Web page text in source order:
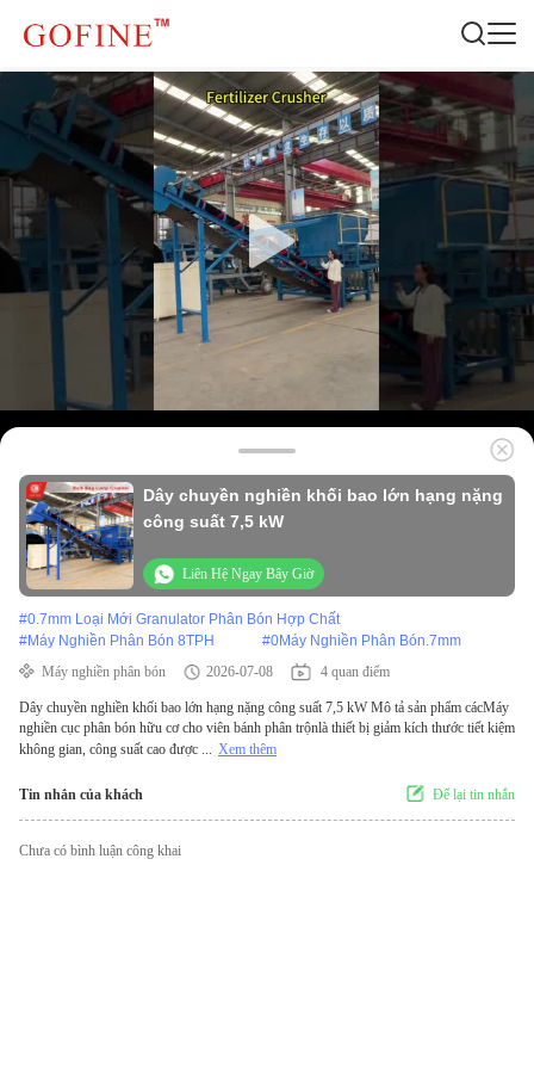
Dây chuyền nghiền khối bao lớn hạng nặng
công suất 7,5 kW
Liên Hệ Ngay Bây Giờ
#0.7mm Loại Mới Granulator Phân Bón Hợp Chất
#Máy Nghiền Phân Bón 8TPH #0Máy Nghiền Phân Bón.7mm
Máy nghiền phân bón
2026-07-08 4 quan điểm
Dây chuyền nghiền khối bao lớn hạng nặng công suất 7,5 kW Mô tả sản phẩm cácMáy
nghiền cục phân bón hữu cơ cho viên bánh phân trộnlà thiết bị giảm kích thước tiết kiệm
không gian, công suất cao được ... Xem thêm
Tin nhắn của khách Để lại tin nhắn
Chưa có bình luận công khai